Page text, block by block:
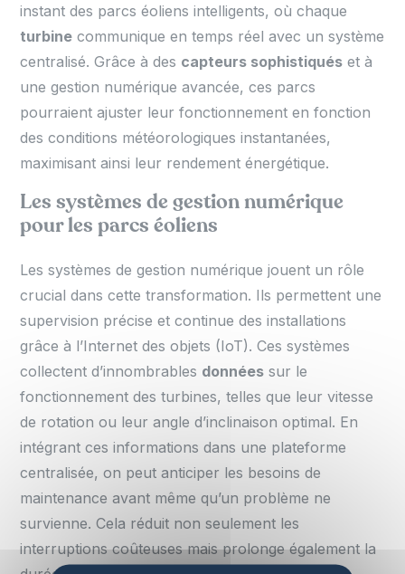
instant des parcs éoliens intelligents, où chaque
turbine communique en temps réel avec un système
centralisé. Grâce à des capteurs sophistiqués et à
une gestion numérique avancée, ces parcs
pourraient ajuster leur fonctionnement en fonction
des conditions météorologiques instantanées,
maximisant ainsi leur rendement énergétique.
Les systèmes de gestion numérique
pour les parcs éoliens
Les systèmes de gestion numérique jouent un rôle
crucial dans cette transformation. Ils permettent une
supervision précise et continue des installations
grâce à l’Internet des objets (IoT). Ces systèmes
collectent d’innombrables données sur le
fonctionnement des turbines, telles que leur vitesse
de rotation ou leur angle d’inclinaison optimal. En
intégrant ces informations dans une plateforme
centralisée, on peut anticiper les besoins de
maintenance avant même qu’un problème ne
survienne. Cela réduit non seulement les
interruptions coûteuses mais prolonge également la